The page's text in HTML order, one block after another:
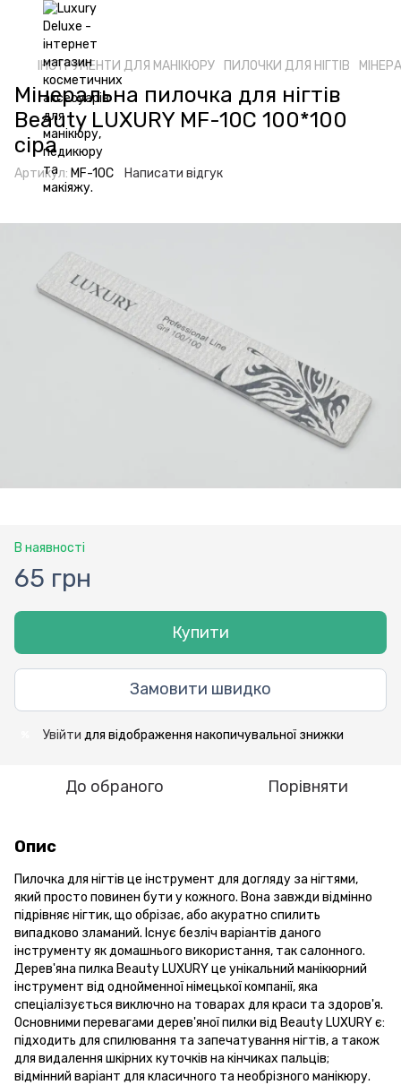
ІНСТРУМЕНТИ ДЛЯ МАНІКЮРУ ПИЛОЧКИ ДЛЯ НІГТІВ
Мінеральна пилочка для нігтів
Beauty LUXURY MF-10C 100*100
сіра
Артикул: MF-10C Написати відгук
В наявності
65 грн
Купити
Замовити швидко
Увійти для відображення накопичувальної знижки
До обраного Порівняти
Опис
Пилочка для нігтів це інструмент для догляду за нігтями,
який просто повинен бути у кожного. Вона завжди відмінно
підрівняє нігтик, що обрізає, або акуратно спилить
випадково зламаний. Існує безліч варіантів даного
інструменту як домашнього використання, так салонного.
Дерев'яна пилка Beauty LUXURY це унікальний манікюрний
інструмент від однойменної німецької компанії, яка
спеціалізується виключно на товарах для краси та здоров'я.
Основними перевагами дерев'яної пилки від Beauty LUXURY є:
підходить для спилювання та запечатування нігтів, а також
для видалення шкірних куточків на кінчиках пальців;
відмінний варіант для класичного та необрізного манікюру.